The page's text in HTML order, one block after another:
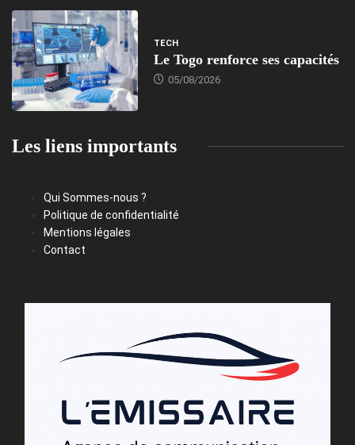
TECH
Le Togo renforce ses capacités
05/08/2026
Les liens importants
Qui Sommes-nous ?
Politique de confidentialité
Mentions légales
Contact